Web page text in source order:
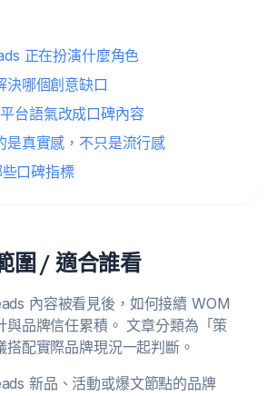
正在扮演什麼角色
決哪個創意缺口
台語氣改成口碑內容
是真實感，不只是流行感
口碑指標
圍 / 適合誰看
內容被看見後，如何接續 WOM
與品牌信任累積。 文章分類為「策
搭配實際品牌現況一起判斷。
新品、活動或爆文節點的品牌